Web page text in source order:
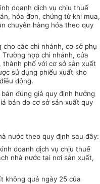
doanh dịch vụ chịu thuế
hóa đơn, chứng từ khi mua,
chuyển hàng hóa theo quy
các chi nhánh, cơ sở phụ
hợp chi nhánh, cửa
phố với cơ sở sản xuất
sử dụng phiếu xuất kho
động.
đúng giá quy định hưởng
bán do cơ sở sản xuất quy
nước theo quy định sau đây:
doanh dịch vụ chịu thuế
nhà nước tại nơi sản xuất,
không quá ngày 25 của